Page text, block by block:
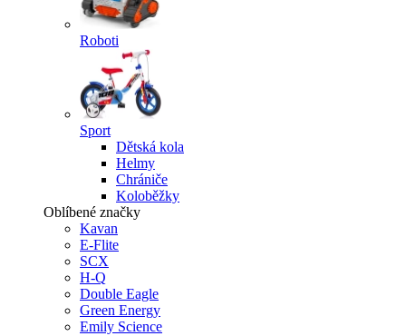
Roboti
Sport
Dětská kola
Helmy
Chrániče
Koloběžky
Oblíbené značky
Kavan
E-Flite
SCX
H-Q
Double Eagle
Green Energy
Emily Science